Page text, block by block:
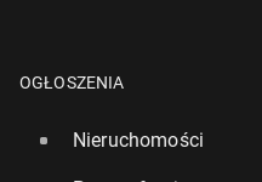
OGŁOSZENIA
Nieruchomości